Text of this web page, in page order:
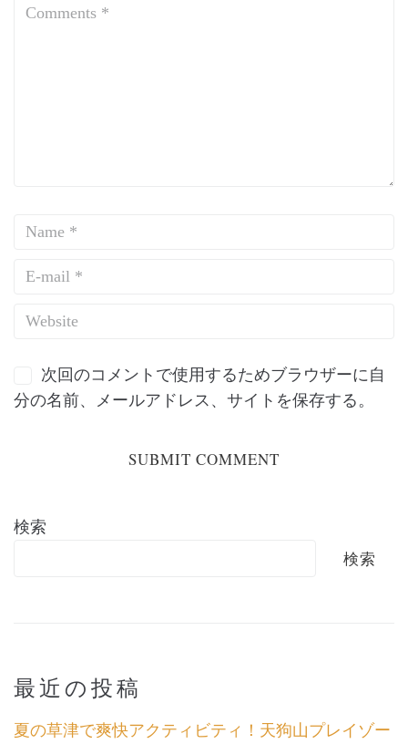
次回のコメントで使用するためブラウザーに自
分の名前、メールアドレス、サイトを保存する。
検索
検索
最近の投稿
夏の草津で爽快アクティビティ！天狗山プレイゾー